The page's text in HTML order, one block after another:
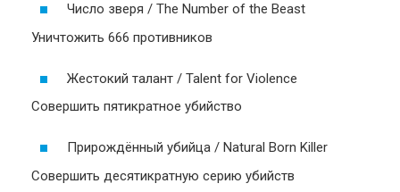
Число зверя / The Number of the Beast
Уничтожить 666 противников
Жестокий талант / Talent for Violence
Совершить пятикратное убийство
Прирождённый убийца / Natural Born Killer
Совершить десятикратную серию убийств